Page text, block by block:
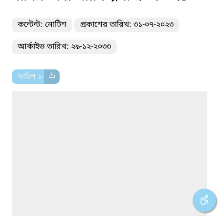
কন্টেন্ট: নোটিশ প্রকাশের তারিখ: ৩১-০৭-২০২৩
আর্কাইভ তারিখ: ২৯-১২-২০৩৩
ফাইল ১